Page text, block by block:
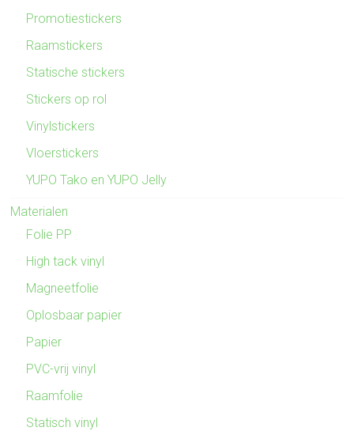
Promotiestickers
Raamstickers
Statische stickers
Stickers op rol
Vinylstickers
Vloerstickers
YUPO Tako en YUPO Jelly
Materialen
Folie PP
High tack vinyl
Magneetfolie
Oplosbaar papier
Papier
PVC-vrij vinyl
Raamfolie
Statisch vinyl